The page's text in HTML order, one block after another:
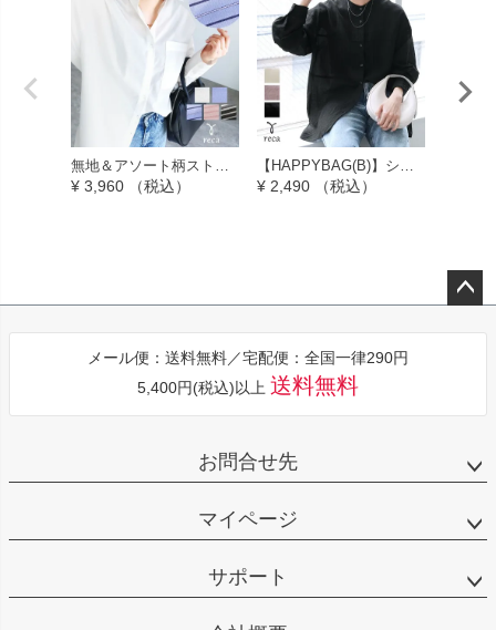
無地＆アソート柄ストラ
イプビッグシャツ(R23101
-s/p245894) メール便発
¥ 3,960 （税込）
【HAPPYBAG(B)】シア
ーバンドカラーシャツ(de
c-co-1059) メール便発送
¥ 2,490 （税込）
メール便：送料無料／宅配便：全国一律290円
5,400円(税込)以上 送料無料
お問合せ先
マイページ
サポート